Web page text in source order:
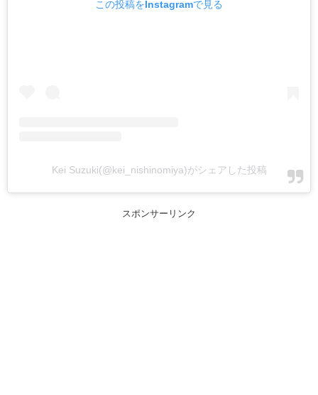
この投稿をInstagramで見る
Kei Suzuki(@kei_nishinomiya)がシェアした投稿
スポンサーリンク